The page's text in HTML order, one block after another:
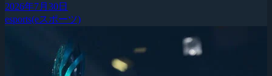
2026年7月30日
esports(eスポーツ)